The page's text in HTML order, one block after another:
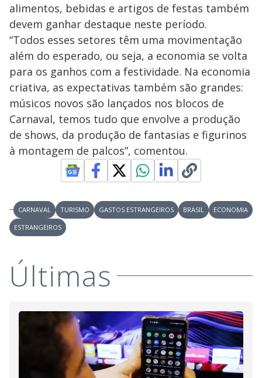
alimentos, bebidas e artigos de festas também
devem ganhar destaque neste período.
“Todos esses setores têm uma movimentação
além do esperado, ou seja, a economia se volta
para os ganhos com a festividade. Na economia
criativa, as expectativas também são grandes:
músicos novos são lançados nos blocos de
Carnaval, temos tudo que envolve a produção
de shows, da produção de fantasias e figurinos
à montagem de palcos”, comentou.
CARNAVAL TURISMO GASTOS ESTRANGEIROS BRASIL
ECONOMIA
ESTRANGEIROS
Últimas